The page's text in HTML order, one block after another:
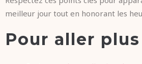
meilleur jour tout en honorant les
Pour aller